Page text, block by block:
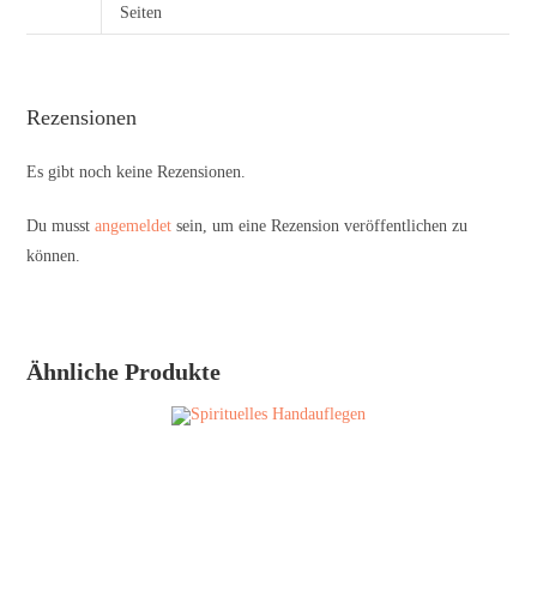
Seiten
Rezensionen
Es gibt noch keine Rezensionen.
Du musstangemeldet sein, um eine Rezension veröffentlichen zu
können.
Ähnliche Produkte